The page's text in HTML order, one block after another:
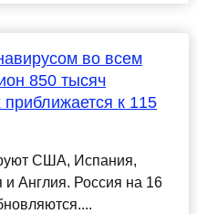
во всем
850 тысяч
к 115
США, Испания,
Англия. Россия на 16